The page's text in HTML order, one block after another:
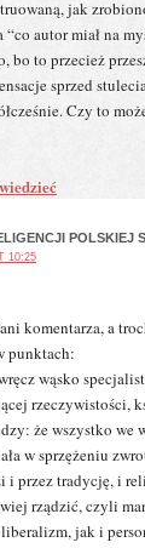
jak
“co autor miał na
bo to przecież
sprzed
Czy to
POLSKIEJ
10:25
komentarza, a
punktach:
wąsko
rzeczywistości,
że wszystko we
w sprzężeniu
i przez tradycję, i
rządzić, czyli
jak i